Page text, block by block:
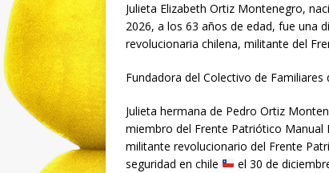
Julieta Elizabeth Ortiz Montenegro,
2026, a los 63 años de edad, fue una
revolucionaria chilena, militante del
Fundadora del Colectivo de
Julieta hermana de Pedro Ortiz
miembro del Frente Patriótico
militante revolucionario del Frente
seguridad en chile
el 30 de